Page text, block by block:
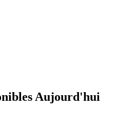
Aujourd'hui